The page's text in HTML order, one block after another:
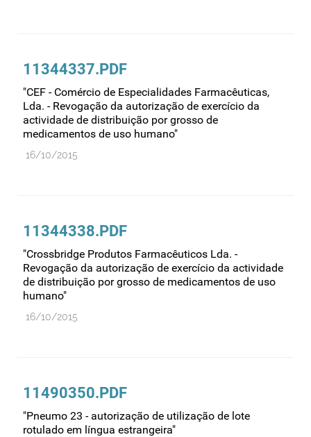
11344337.PDF
"CEF - Comércio de Especialidades Farmacêuticas,
Lda. - Revogação da autorização de exercício da
actividade de distribuição por grosso de
medicamentos de uso humano"
16/10/2015
11344338.PDF
"Crossbridge Produtos Farmacêuticos Lda. -
Revogação da autorização de exercício da actividade
de distribuição por grosso de medicamentos de uso
humano"
16/10/2015
11490350.PDF
"Pneumo 23 - autorização de utilização de lote
rotulado em língua estrangeira"